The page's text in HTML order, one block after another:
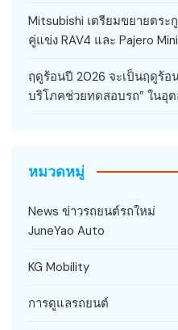
Mitsubishi เตรียมขยายตระ
คู่แข่ง RAV4 และ Pajero
ฤดูร้อนปี 2026 จะเป็นฤดูร้อ
บริโภคช่วยทดสอบรถ” ในอุ
หมวดหมู่
News ข่าวรถยนต์รถใหม่
JuneYao Auto
KG Mobility
การดูแลรถยนต์